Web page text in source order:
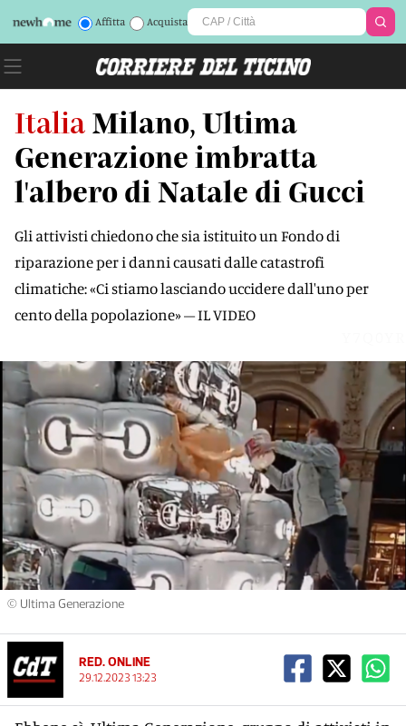
Affitta Acquista
Italia Milano, Ultima
Generazione imbratta
l'albero di Natale di Gucci
Gli attivisti chiedono che sia istituito un Fondo di
riparazione per i danni causati dalle catastrofi
climatiche: «Ci stiamo lasciando uccidere dall'uno per
cento della popolazione» – IL VIDEO
© Ultima Generazione
RED. ONLINE
29.12.2023 13:23